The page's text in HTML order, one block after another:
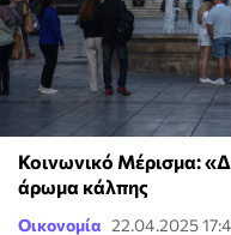
Κοινωνικό Μέρισμα:
άρωμα κάλπης
Οικονομία 22.04.2025